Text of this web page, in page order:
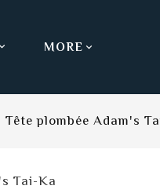
 MORE
Tête plombée Adam's
Tai-Ka